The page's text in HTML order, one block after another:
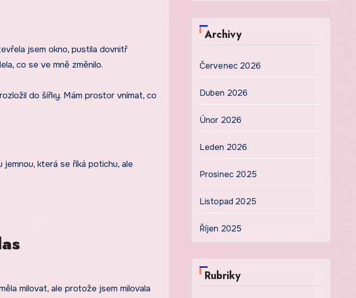
jsem okno, pustila dovnitř
co se ve mně změnilo.
do šířky. Mám prostor vnímat, co
jemnou, která se říká potichu, ale
milovat, ale protože jsem milovala
Archivy
Červenec 2026
Duben 2026
Únor 2026
Leden 2026
Prosinec 2025
Listopad 2025
Říjen 2025
Rubriky